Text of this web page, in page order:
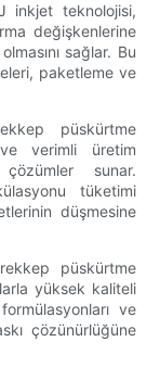
inkjet teknolojisi,
değişkenlerine
sağlar. Bu
paketleme ve
püskürtme
verimli üretim
sunar.
tüketimi
düşmesine
püskürtme
yüksek kaliteli
ve
çözünürlüğüne